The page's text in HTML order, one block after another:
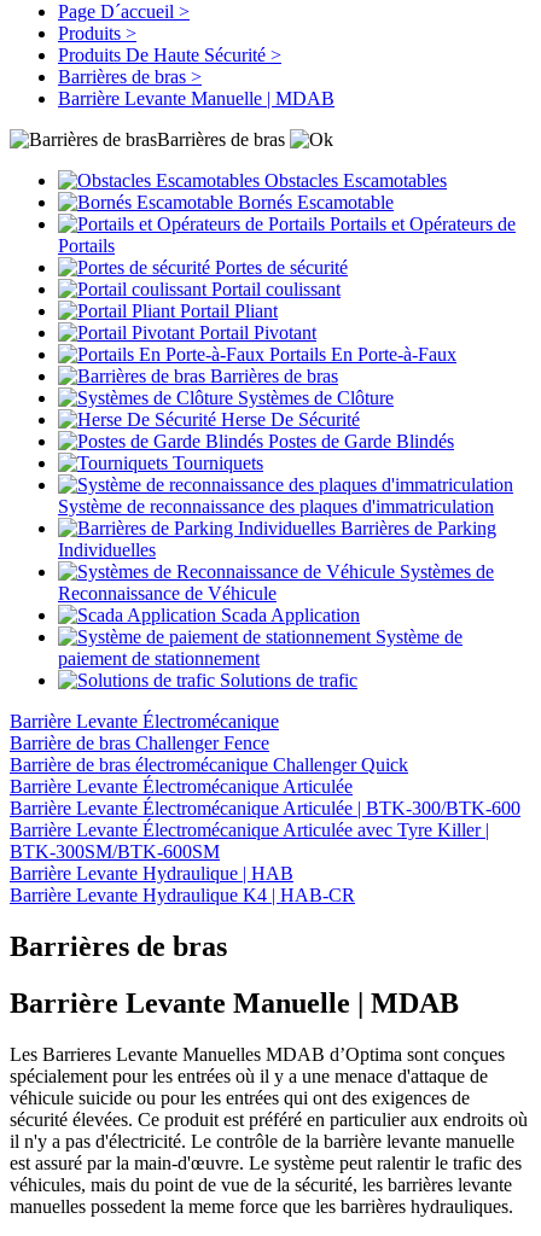
Page D´accueil >
Produits >
Produits De Haute Sécurité >
Barrières de bras >
Barrière Levante Manuelle | MDAB
Barrières de bras
Obstacles Escamotables
Bornés Escamotable
Portails et Opérateurs de
Portails
Portes de sécurité
Portail coulissant
Portail Pliant
Portail Pivotant
Portails En Porte-à-Faux
Barrières de bras
Systèmes de Clôture
Herse De Sécurité
Postes de Garde Blindés
Tourniquets
Système de reconnaissance des plaques d'immatriculation
Barrières de Parking
Individuelles
Systèmes de
Reconnaissance de Véhicule
Scada Application
Système de
paiement de stationnement
Solutions de trafic
Barrière Levante Électromécanique
Barrière de bras Challenger Fence
Barrière de bras électromécanique Challenger Quick
Barrière Levante Électromécanique Articulée
Barrière Levante Électromécanique Articulée | BTK-300/BTK-600
Barrière Levante Électromécanique Articulée avec Tyre Killer |
BTK-300SM/BTK-600SM
Barrière Levante Hydraulique | HAB
Barrière Levante Hydraulique K4 | HAB-CR
Barrières de bras
Barrière Levante Manuelle | MDAB
Les Barrieres Levante Manuelles MDAB d’Optima sont conçues
spécialement pour les entrées où il y a une menace d'attaque de
véhicule suicide ou pour les entrées qui ont des exigences de
sécurité élevées. Ce produit est préféré en particulier aux endroits où
il n'y a pas d'électricité. Le contrôle de la barrière levante manuelle
est assuré par la main-d'œuvre. Le système peut ralentir le trafic des
véhicules, mais du point de vue de la sécurité, les barrières levante
manuelles possedent la meme force que les barrières hydrauliques.